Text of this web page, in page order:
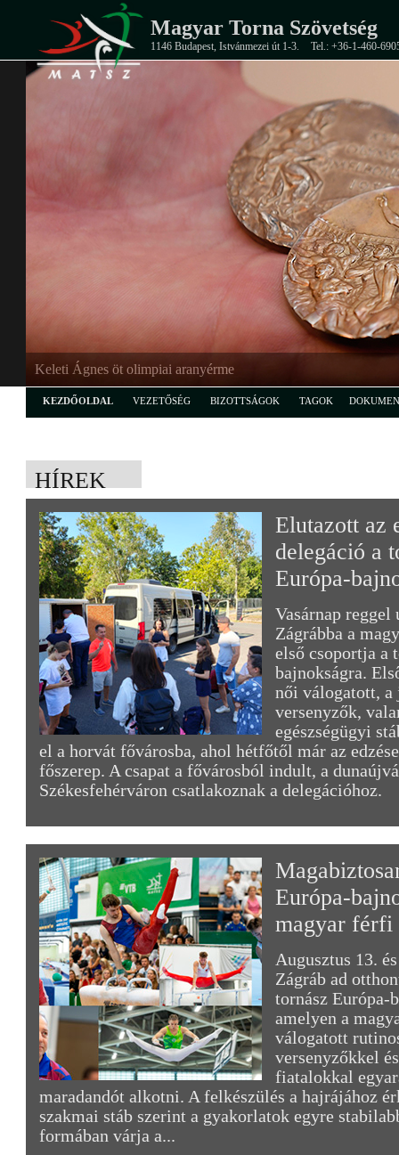
Magyar Torna Szövetség
1146 Budapest, Istvánmezei út 1-3. Tel.: +36-1-460-
Keleti Ágnes öt olimpiai aranyérme
KEZDŐOLDAL VEZETŐSÉG BIZOTTSÁGOK TAGOK
HÍREK
Elutazott az
delegáció a
Európa-
Vasárnap
Zágrábba a
első csoportja a
bajnokságra.
női válogatott,
versenyzők,
egészségügyi
el a horvát fővárosba, ahol hétfőtől már az
főszerep. A csapat a fővárosból indult, a
Székesfehérváron csatlakoznak a delegációhoz.
Európa-
magyar férfi
Augusztus 13.
Zágráb ad
tornász Európa-
amelyen a
válogatott
versenyzőkkel
fiatalokkal
maradandót alkotni. A felkészülés a hajrájához
szakmai stáb szerint a gyakorlatok egyre
formában várja a...